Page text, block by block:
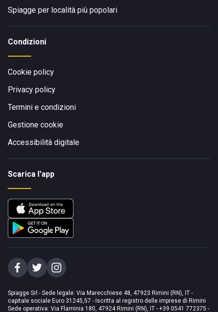
Spiagge per località più popolari
Condizioni
Cookie policy
Privacy policy
Termini e condizioni
Gestione cookie
Accessibilità digitale
Scarica l'app
Spiagge Srl - Sede legale: Via Marecchiese 48, 47923 Rimini (RN), IT -
capitale sociale Euro 31245,57 - Iscritta al registro delle imprese di Rimini
Sede operativa: Via Flaminia 180, 47924 Rimini (RN), IT - +39 0541 772375 -